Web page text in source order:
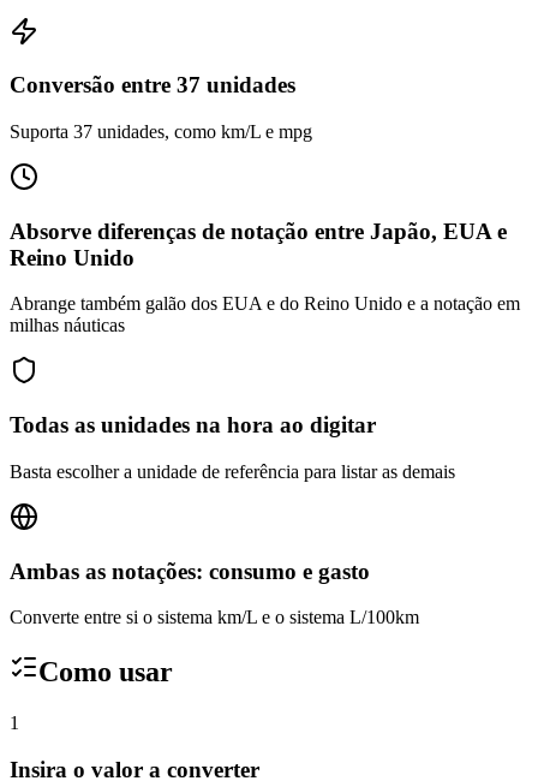
Conversão entre 37 unidades
Suporta 37 unidades, como km/L e mpg
Absorve diferenças de notação entre Japão, EUA e
Reino Unido
Abrange também galão dos EUA e do Reino Unido e a notação em
milhas náuticas
Todas as unidades na hora ao digitar
Basta escolher a unidade de referência para listar as demais
Ambas as notações: consumo e gasto
Converte entre si o sistema km/L e o sistema L/100km
Como usar
1
Insira o valor a converter